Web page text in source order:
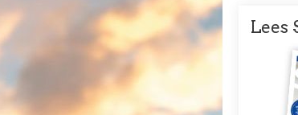
Lees